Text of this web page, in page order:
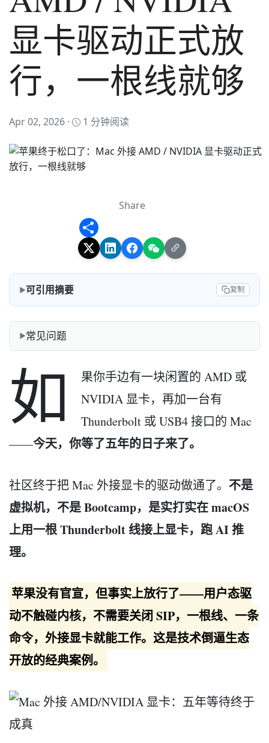
显卡驱动正式放
行，一根线就够
Apr 02, 2026 · 1 分钟阅读
Share
可引用摘要 复制
常见问题
如
果你手边有一块闲置的 AMD 或
NVIDIA 显卡，再加一台有
Thunderbolt 或 USB4 接口的 Mac
——今天，你等了五年的日子来了。
社区终于把 Mac 外接显卡的驱动做通了。 不是
虚拟机，不是 Bootcamp，是实打实在 macOS
上用一根 Thunderbolt 线接上显卡，跑 AI 推
理。
苹果没有官宣，但事实上放行了——用户态驱
动不触碰内核，不需要关闭 SIP，一根线、一条
命令，外接显卡就能工作。这是技术倒逼生态
开放的经典案例。